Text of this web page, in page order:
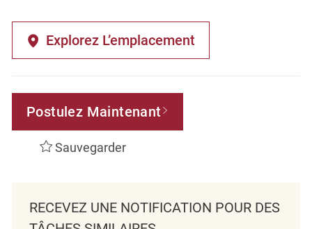
Explorez L’emplacement
Postulez Maintenant
Sauvegarder
RECEVEZ UNE NOTIFICATION POUR DES